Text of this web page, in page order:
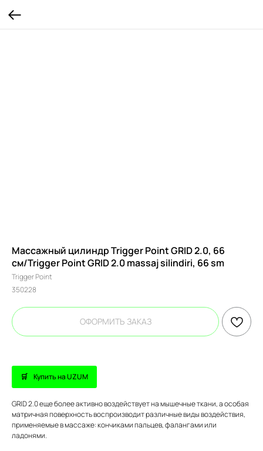
Массажный цилиндр Trigger Point GRID 2.0, 66
см/Trigger Point GRID 2.0 massaj silindiri, 66 sm
Trigger Point
350228
ОФОРМИТЬ ЗАКАЗ
Купить на UZUM
GRID 2.0 еще более активно воздействует на мышечные ткани, а особая
матричная поверхность воспроизводит различные виды воздействия,
применяемые в массаже: кончиками пальцев, фалангами или
ладонями.